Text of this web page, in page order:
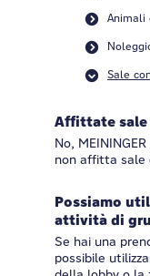
Animali
Sale
Affittate sale
No,
non affitta sale
Possiamo
attività di
Se hai una
possibile